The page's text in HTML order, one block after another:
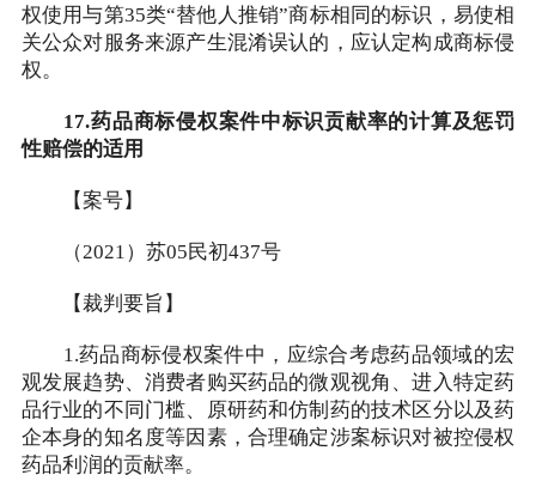
权使用与第35类“替他人推销”商标相同的标识，易使相
关公众对服务来源产生混淆误认的，应认定构成商标侵
权。
17.药品商标侵权案件中标识贡献率的计算及惩罚
性赔偿的适用
【案号】
（2021）苏05民初437号
【裁判要旨】
1.药品商标侵权案件中，应综合考虑药品领域的宏
观发展趋势、消费者购买药品的微观视角、进入特定药
品行业的不同门槛、原研药和仿制药的技术区分以及药
企本身的知名度等因素，合理确定涉案标识对被控侵权
药品利润的贡献率。